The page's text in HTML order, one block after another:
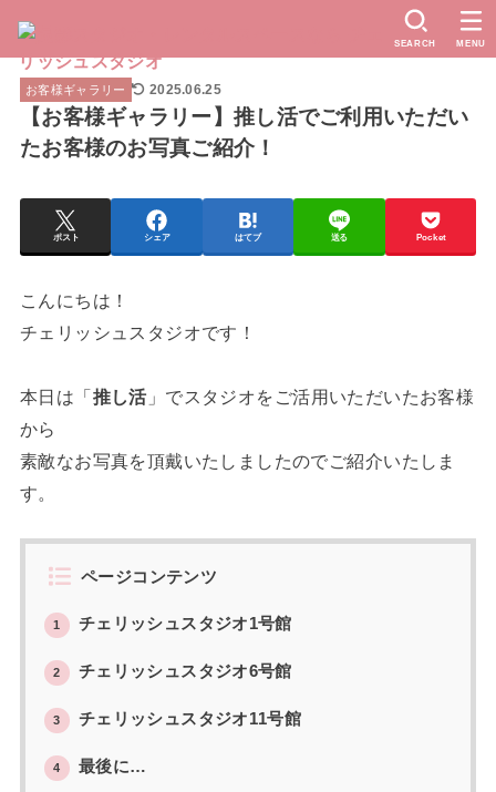
SEARCH MENU
お客様ギャラリー 2025.06.25
【お客様ギャラリー】推し活でご利用いただい
たお客様のお写真ご紹介！
ポスト シェア はてブ 送る Pocket
こんにちは！
チェリッシュスタジオです！
本日は「推し活」でスタジオをご活用いただいたお客様
から
素敵なお写真を頂戴いたしましたのでご紹介いたしま
す。
ページコンテンツ
1 チェリッシュスタジオ1号館
2 チェリッシュスタジオ6号館
3 チェリッシュスタジオ11号館
4 最後に…